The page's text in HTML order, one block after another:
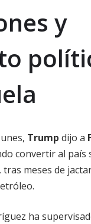
y
Trump dijo a
convertir al país
, tras meses de
ha